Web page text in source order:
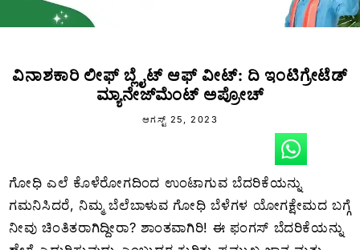
ವಿನಾಶಕಾರಿ ಲೀಫ್ ಬ್ಲೈಟ್ ಆಫ್ ವೀಟ್: ದಿ ಇಂಟಿಗ್ರೇಟೆಡ್
ಮ್ಯಾನೇಜ್‌ಮೆಂಟ್ ಅಪ್ರೋಚ್
ಆಗಸ್ಟ್ 25, 2023
ಗೋಧಿ ಎಲೆ ಕೊಳೆರೋಗದಿಂದ ಉಂಟಾಗುವ ಬೆದರಿಕೆಯನ್ನು
ಗಮನಿಸಿದರೆ, ನಿಮ್ಮ ಬೆಲೆಬಾಳುವ ಗೋಧಿ ಬೆಳೆಗಳ ಯೋಗಕ್ಷೇಮದ ಬಗ್ಗೆ
ನೀವು ಚಿಂತಿತರಾಗಿದ್ದೀರಾ? ಶಾಂತವಾಗಿರಿ! ಈ ಫಂಗಸ್ ಬೆದರಿಕೆಯನ್ನು